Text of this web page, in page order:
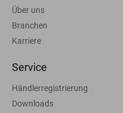
Über uns
Branchen
Karriere
Service
Händlerregistrierung
Downloads